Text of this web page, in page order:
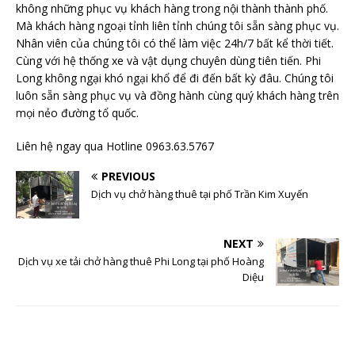
không những phục vụ khách hàng trong nội thành thành phố.
Mà khách hàng ngoại tỉnh liên tỉnh chúng tôi sẵn sàng phục vụ.
Nhân viên của chúng tôi có thể làm việc 24h/7 bất kể thời tiết.
Cùng với hệ thống xe và vật dụng chuyên dùng tiên tiến. Phi
Long không ngại khó ngại khổ để đi đến bất kỳ đâu. Chúng tôi
luôn sẵn sàng phục vụ và đồng hành cùng quý khách hàng trên
mọi nẻo đường tổ quốc.
Liên hệ ngay qua Hotline 0963.63.5767
PREVIOUS
Dịch vụ chở hàng thuê tại phố Trần Kim Xuyến
NEXT
Dịch vụ xe tải chở hàng thuê Phi Long tại phố Hoàng
Diệu